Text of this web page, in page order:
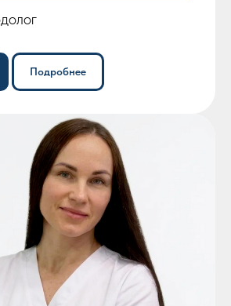
Подробнее